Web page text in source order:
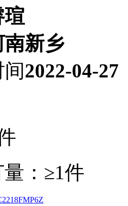
瑄
南新乡
2022-04-27
： ≥1件